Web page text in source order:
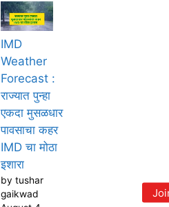
IMD
Weather
Forecast :
राज्यात पुन्हा
एकदा मुसळधार
पावसाचा कहर
IMD चा मोठा
इशारा
by tushar
gaikwad